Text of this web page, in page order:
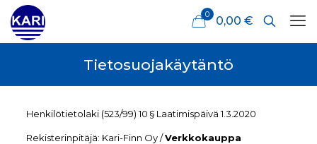
0 0,00 €
Tietosuojakäytäntö
Henkilötietolaki (523/99) 10 § Laatimispäivä 1.3.2020
Rekisterinpitäjä: Kari-Finn Oy /Verkkokauppa